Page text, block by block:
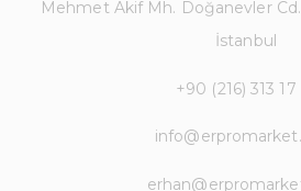
Mehmet Akif Mh. Doğanevler
İstanbul
+90 (216) 313 17